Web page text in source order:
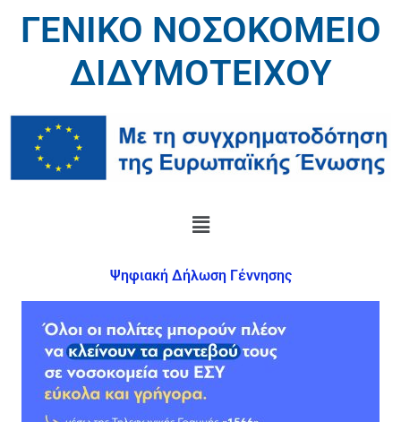
ΓΕΝΙΚΟ ΝΟΣΟΚΟΜΕΙΟ
ΔΙΔΥΜΟΤΕΙΧΟΥ
Ψηφιακή Δήλωση Γέννησης